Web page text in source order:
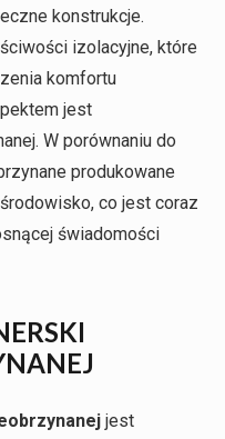
konstrukcje.
izolacyjne, które
komfortu
jest
W porównaniu do
produkowane
co jest coraz
świadomości
jest